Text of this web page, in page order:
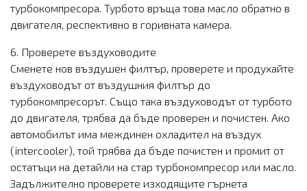
турбокомпресора. Турбото връща това масло обратно в
двигателя, респективно в горивната камера.
6. Проверете въздуховодите
Сменете нов въздушен филтър, проверете и продухайте
въздуховодът от въздушния филтър до
турбокомпресорът. Също така въздуховодът от турбото
до двигателя, трябва да бъде проверен и почистен. Ако
автомобилът има междинен охладител на въздух
(intercooler), той трябва да бъде почистен и промит от
остатъци на детайли на стар турбокомпресор или масло.
Задължително проверете изходящите гърнета